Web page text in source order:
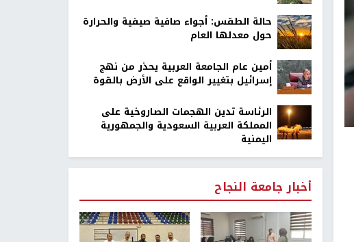
حالة الطقس: أجواء صافية صيفية والحرارة
حول معدلها العام
أمين عام الجامعة العربية يحذر من نهج
إسرائيل بتغيير الواقع على الأرض بالقوة
الرئاسة تدين الهجمات الصاروخية على
المملكة العربية السعودية والجمهورية
اليمنية
أخبار جامعة النجاح